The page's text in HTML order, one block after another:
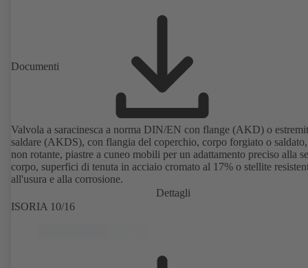
Documenti
Valvola a saracinesca a norma DIN/EN con flange (AKD) o
saldare (AKDS), con flangia del coperchio, corpo forgiato o
non rotante, piastre a cuneo mobili per un adattamento preciso alla
corpo, superfici di tenuta in acciaio cromato al 17% o stellite
all'usura e alla corrosione.
Dettagli
ISORIA 10/16